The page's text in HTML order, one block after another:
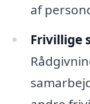
af
Frivillige